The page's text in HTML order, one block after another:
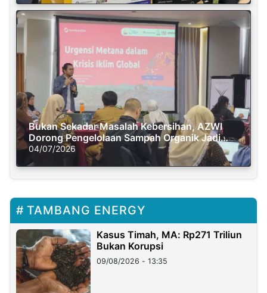
Bukan Sekadar Masalah Kebersihan, AZWI
Dorong Pengelolaan Sampah Organik Jadi
Solusi Krisis Iklim
04/07/2026
TAMBANG ENERGY
Kasus Timah, MA: Rp271 Triliun
Bukan Korupsi
09/08/2026 - 13:35